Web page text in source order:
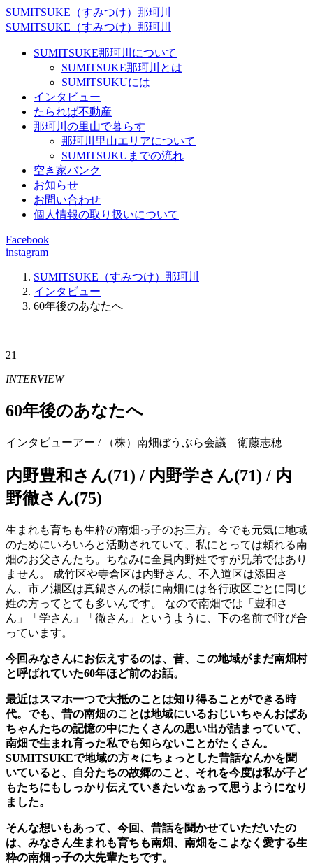
SUMITSUKE（すみつけ）那珂川
SUMITSUKE（すみつけ）那珂川
SUMITSUKE那珂川について
SUMITSUKE那珂川とは
SUMITSUKUには
インタビュー
たられば不動産
那珂川の里山で暮らす
那珂川里山エリアについて
SUMITSUKUまでの流れ
空き家バンク
お知らせ
お問い合わせ
個人情報の取り扱いについて
Facebook
instagram
SUMITSUKE（すみつけ）那珂川
インタビュー
60年後のあなたへ
21
INTERVIEW
60年後のあなたへ
インタビューアー / （株）南畑ぼうぶら会議 衛藤志穂
内野豊和さん(71) / 内野学さん(71) / 内
野徹さん(75)
生まれも育ちも生粋の南畑っ子のお三方。今でも元気に地域
のためにいろいろと活動されていて、私にとっては頼れる南
畑のお父さんたち。ちなみに全員内野姓ですが兄弟ではあり
ません。 成竹区や寺倉区は内野さん、不入道区は添田さ
ん、市ノ瀬区は真鍋さんの様に南畑には各行政区ごとに同じ
姓の方ってとても多いんです。 なので南畑では「豊和さ
ん」「学さん」「徹さん」というように、下の名前で呼び合
っています。
今回みなさんにお伝えするのは、昔、この地域がまだ南畑村
と呼ばれていた60年ほど前のお話。
最近はスマホ一つで大抵のことは知り得ることができる時
代。でも、昔の南畑のことは地域にいるおじいちゃんおばあ
ちゃんたちの記憶の中にたくさんの思い出が詰まっていて、
南畑で生まれ育った私でも知らないことがたくさん。
SUMITSUKEで地域の方々にちょっとした昔話なんかを聞
いていると、自分たちの故郷のこと、それを今度は私が子ど
もたちにもしっかり伝えていきたいなぁって思うようになり
ました。
そんな想いもあって、今回、昔話を聞かせていただいたの
は、みなさん生まれも育ちも南畑、南畑をこよなく愛する生
粋の南畑っ子の大先輩たちです。